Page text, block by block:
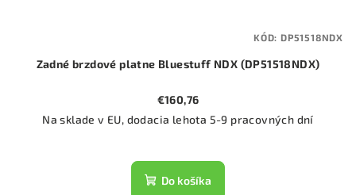
Zadné brzdové platne Bluestuff NDX (DP51518NDX)
€160,76
Na sklade v EU, dodacia lehota 5-9 pracovných dní
Do košíka
KÓD: DP51518NDX